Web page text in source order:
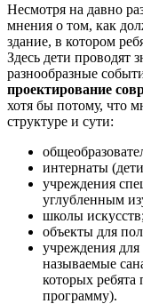
Несмотря на давно
мнения о том, как
здание, в котором
Здесь дети проводят
разнообразные
проектирование
хотя бы потому, что
структуре и сути:
интернаты
учреждения
углубленным
школы искусств;
объекты для
учреждения для
называемые
которых
программу).